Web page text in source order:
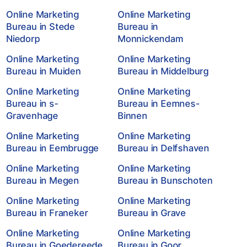
Online Marketing
Bureau in Stede
Niedorp
Online Marketing
Bureau in
Monnickendam
Online Marketing
Bureau in Muiden
Online Marketing
Bureau in Middelburg
Online Marketing
Bureau in s-
Gravenhage
Online Marketing
Bureau in Eemnes-
Binnen
Online Marketing
Bureau in Eembrugge
Online Marketing
Bureau in Delfshaven
Online Marketing
Bureau in Megen
Online Marketing
Bureau in Bunschoten
Online Marketing
Bureau in Franeker
Online Marketing
Bureau in Grave
Online Marketing
Online Marketing